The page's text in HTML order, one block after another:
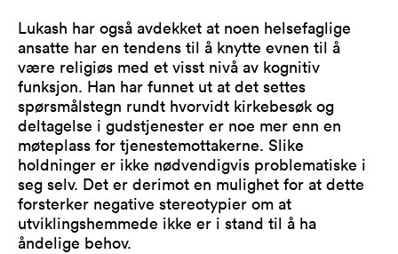
Lukash har også avdekket at noen helsefaglige
ansatte har en tendens til å knytte evnen til å
være religiøs med et visst nivå av kognitiv
funksjon. Han har funnet ut at det settes
spørsmålstegn rundt hvorvidt kirkebesøk og
deltagelse i gudstjenester er noe mer enn en
møteplass for tjenestemottakerne. Slike
holdninger er ikke nødvendigvis problematiske i
seg selv. Det er derimot en mulighet for at dette
forsterker negative stereotypier om at
utviklingshemmede ikke er i stand til å ha
åndelige behov.